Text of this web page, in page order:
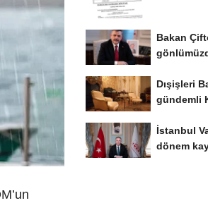
Bakan
Dışişleri
gündemli
İstanbul
dönem